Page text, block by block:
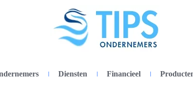
Diensten Financieel